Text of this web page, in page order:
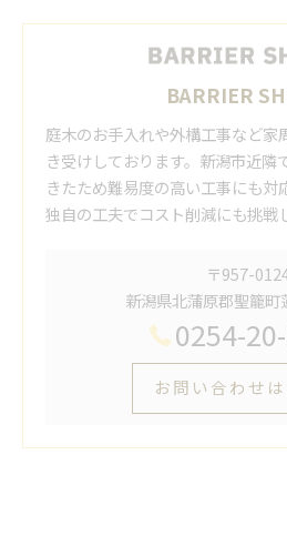
BARRIER
庭木のお手入れや外構工事など家
き受けしております。新潟市近隣
きたため難易度の高い工事にも対
独自の工夫でコスト削減にも挑戦
〒957-
新潟県北蒲原郡聖籠
0254-
お問い合わせ